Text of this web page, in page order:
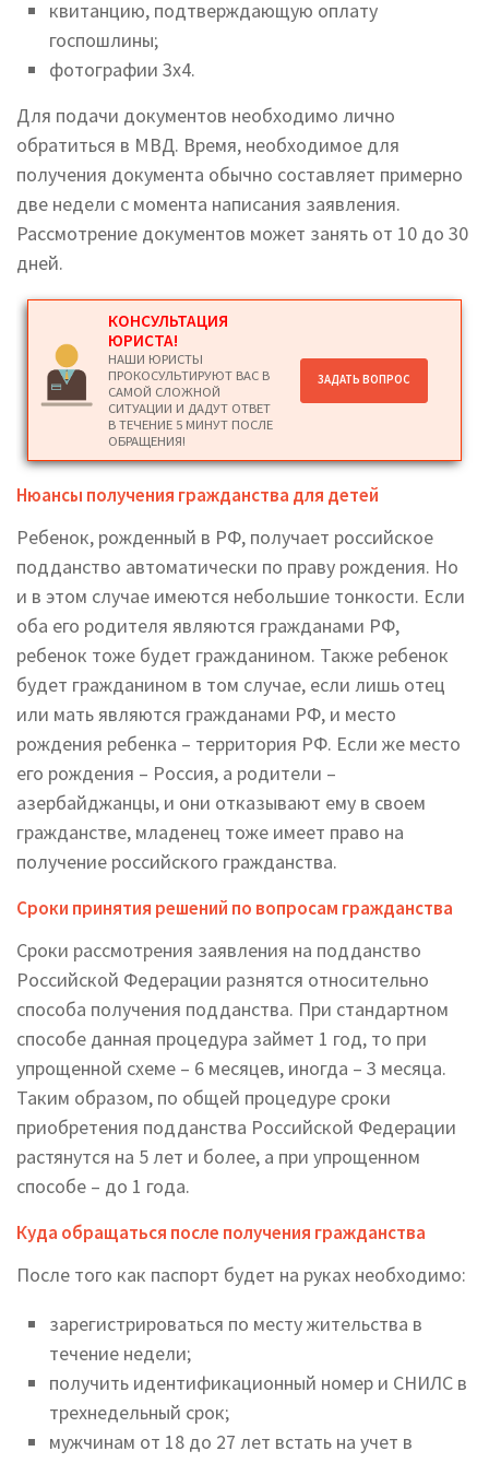
квитанцию, подтверждающую оплату
госпошлины;
фотографии 3х4.
Для подачи документов необходимо лично
обратиться в МВД. Время, необходимое для
получения документа обычно составляет примерно
две недели с момента написания заявления.
Рассмотрение документов может занять от 10 до 30
дней.
КОНСУЛЬТАЦИЯ
ЮРИСТА!
НАШИ ЮРИСТЫ
ПРОКОСУЛЬТИРУЮТ ВАС В
САМОЙ СЛОЖНОЙ
СИТУАЦИИ И ДАДУТ ОТВЕТ
В ТЕЧЕНИЕ 5 МИНУТ ПОСЛЕ
ОБРАЩЕНИЯ!
ЗАДАТЬ ВОПРОС
Нюансы получения гражданства для детей
Ребенок, рожденный в РФ, получает российское
подданство автоматически по праву рождения. Но
и в этом случае имеются небольшие тонкости. Если
оба его родителя являются гражданами РФ,
ребенок тоже будет гражданином. Также ребенок
будет гражданином в том случае, если лишь отец
или мать являются гражданами РФ, и место
рождения ребенка – территория РФ. Если же место
его рождения – Россия, а родители –
азербайджанцы, и они отказывают ему в своем
гражданстве, младенец тоже имеет право на
получение российского гражданства.
Сроки принятия решений по вопросам гражданства
Сроки рассмотрения заявления на подданство
Российской Федерации разнятся относительно
способа получения подданства. При стандартном
способе данная процедура займет 1 год, то при
упрощенной схеме – 6 месяцев, иногда – 3 месяца.
Таким образом, по общей процедуре сроки
приобретения подданства Российской Федерации
растянутся на 5 лет и более, а при упрощенном
способе – до 1 года.
Куда обращаться после получения гражданства
После того как паспорт будет на руках необходимо:
зарегистрироваться по месту жительства в
течение недели;
получить идентификационный номер и СНИЛС в
трехнедельный срок;
мужчинам от 18 до 27 лет встать на учет в